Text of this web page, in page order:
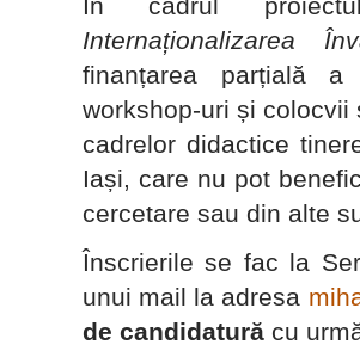
În cadrul
Internaționalizarea
finanțarea parțială
workshop-uri și
cadrelor didactice
Iași, care nu pot
cercetare sau din alte
Înscrierile se fac la
unui mail la adresa
de candidatură cu